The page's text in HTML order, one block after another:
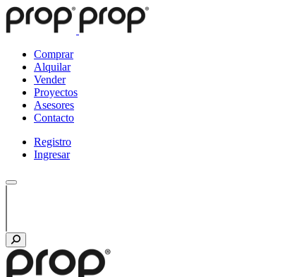
Comprar
Alquilar
Vender
Proyectos
Asesores
Contacto
Registro
Ingresar